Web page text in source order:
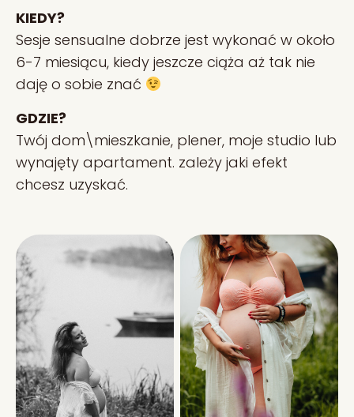
KIEDY?
Sesje sensualne dobrze jest wykonać w około
6-7 miesiącu, kiedy jeszcze ciąża aż tak nie
daję o sobie znać
GDZIE?
Twój dom\mieszkanie, plener, moje studio lub
wynajęty apartament. zależy jaki efekt
chcesz uzyskać.